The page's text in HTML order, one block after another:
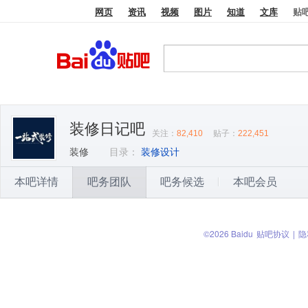
网页 资讯 视频 图片 知道 文库 贴
装修日记吧 关注： 82,410 贴子： 222,451
装修 目录： 装修设计
本吧详情 吧务团队 吧务候选 本吧会员
©2026 Baidu 贴吧协议 |